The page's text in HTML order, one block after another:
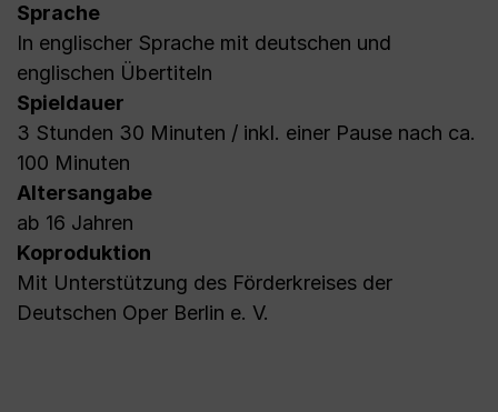
Sprache
In englischer Sprache mit deutschen und
englischen Übertiteln
Spieldauer
3 Stunden 30 Minuten / inkl. einer Pause nach ca.
100 Minuten
Altersangabe
ab 16 Jahren
Koproduktion
Mit Unterstützung des Förderkreises der
Deutschen Oper Berlin e. V.